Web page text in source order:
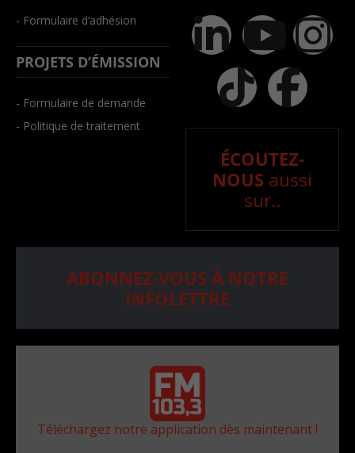
- Formulaire d’adhésion
PROJETS D’ÉMISSION
- Formulaire de demande
- Politique de traitement
ÉCOUTEZ-
NOUS aussi
sur..
ABONNEZ-VOUS À NOTRE
INFOLETTRE
Téléchargez notre application dès maintenant !